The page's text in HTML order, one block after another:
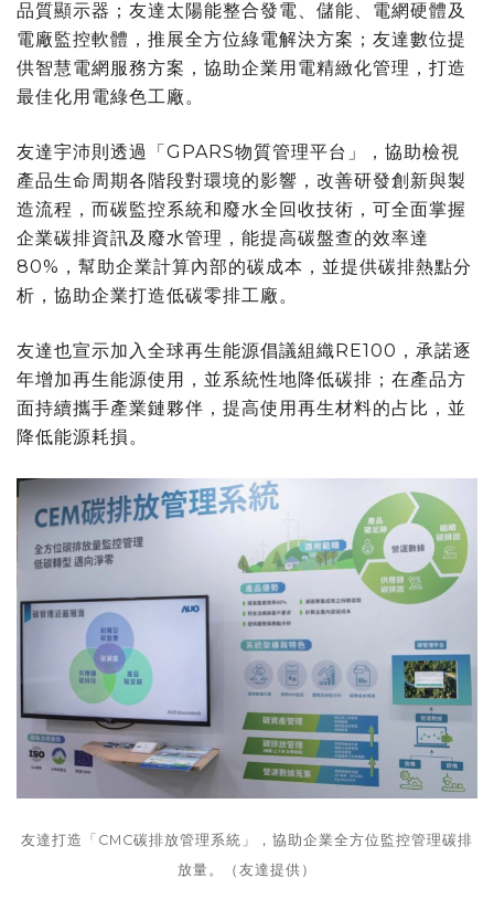
品質顯示器；友達太陽能整合發電、儲能、電網硬體及
電廠監控軟體，推展全方位綠電解決方案；友達數位提
供智慧電網服務方案，協助企業用電精緻化管理，打造
最佳化用電綠色工廠。
友達宇沛則透過「GPARS物質管理平台」，協助檢視
產品生命周期各階段對環境的影響，改善研發創新與製
造流程，而碳監控系統和廢水全回收技術，可全面掌握
企業碳排資訊及廢水管理，能提高碳盤查的效率達
80%，幫助企業計算內部的碳成本，並提供碳排熱點分
析，協助企業打造低碳零排工廠。
友達也宣示加入全球再生能源倡議組織RE100，承諾逐
年增加再生能源使用，並系統性地降低碳排；在產品方
面持續攜手產業鏈夥伴，提高使用再生材料的占比，並
降低能源耗損。
友達打造「CMC碳排放管理系統」，協助企業全方位監控管理碳排
放量。（友達提供）